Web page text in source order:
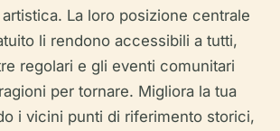
La loro posizione centrale
li rendono accessibili a tutti,
regolari e gli eventi comunitari
per tornare. Migliora la tua
i vicini punti di riferimento storici,